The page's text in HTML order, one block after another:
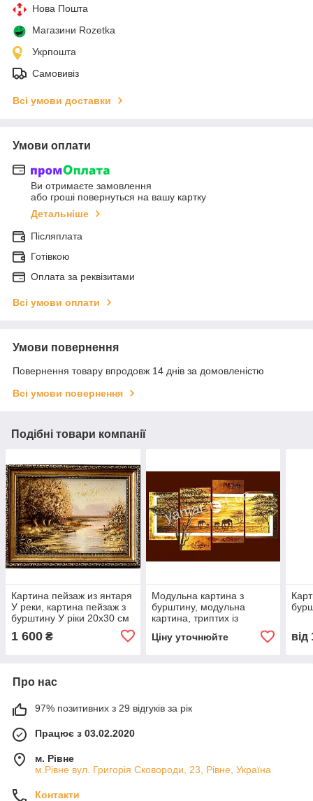
Нова Пошта
Магазини Rozetka
Укрпошта
Самовивіз
Всі умови доставки
Умови оплати
Ви отримаєте замовлення
або гроші повернуться на вашу картку
Детальніше
Післяплата
Готівкою
Оплата за реквізитами
Всі умови оплати
Умови повернення
Повернення товару впродовж 14 днів за домовленістю
Всі умови повернення
Подібні товари компанії
Картина пейзаж из янтаря
У реки, картина пейзаж з
бурштину У ріки 20x30 см
1 600 ₴
Модульна картина з
бурштину, модульна
картина, триптих із
Ціну уточнюйте від
Про нас
97% позитивних з 29 відгуків за рік
Працює з 03.02.2020
м. Рівне
м.Рівне вул. Григорія Сковороди, 23, Рівне, Україна
Контакти